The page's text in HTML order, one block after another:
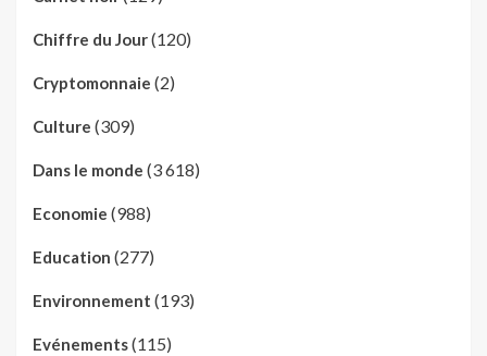
Chiffre du Jour(120)
Cryptomonnaie (2)
Culture (309)
Dans le monde (3 618)
Economie (988)
Education (277)
Environnement (193)
Evénements(115)